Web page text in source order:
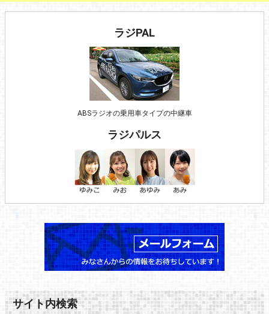
ラジPAL
ABSラジオの乗用車タイプの中継車
ラジパルス
サイト内検索